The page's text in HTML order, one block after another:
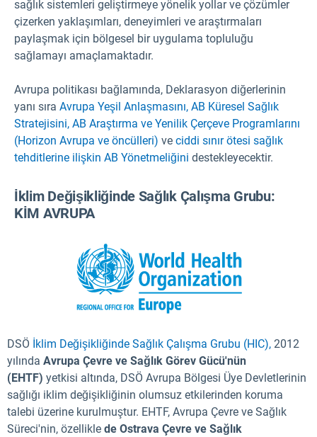
sağlık sistemleri geliştirmeye yönelik yollar ve çözümler
çizerken yaklaşımları, deneyimleri ve araştırmaları
paylaşmak için bölgesel bir uygulama topluluğu
sağlamayı amaçlamaktadır.
Avrupa politikası bağlamında, Deklarasyon diğerlerinin
yanı sıra Avrupa Yeşil Anlaşmasını, AB Küresel Sağlık
Stratejisini, AB Araştırma ve Yenilik Çerçeve Programlarını
(Horizon Avrupa ve öncülleri) ve ciddi sınır ötesi sağlık
tehditlerine ilişkin AB Yönetmeliğini destekleyecektir.
İklim Değişikliğinde Sağlık Çalışma Grubu:
KİM AVRUPA
DSÖ İklim Değişikliğinde Sağlık Çalışma Grubu (HIC), 2012
yılında Avrupa Çevre ve Sağlık Görev Gücü'nün
(EHTF) yetkisi altında, DSÖ Avrupa Bölgesi Üye Devletlerinin
sağlığı iklim değişikliğinin olumsuz etkilerinden koruma
talebi üzerine kurulmuştur. EHTF, Avrupa Çevre ve Sağlık
Süreci'nin, özellikle de Ostrava Çevre ve Sağlık